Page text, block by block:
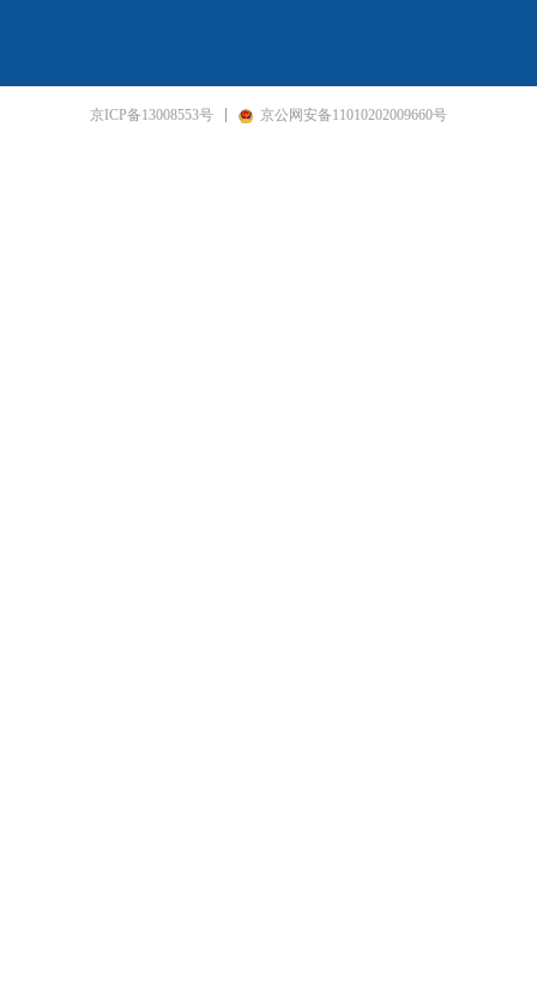
京ICP备13008553号 京公网安备11010202009660号